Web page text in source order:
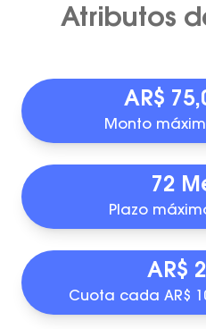
Atributos
AR$
Monto
72
Plazo
AR$
Cuota cada AR$